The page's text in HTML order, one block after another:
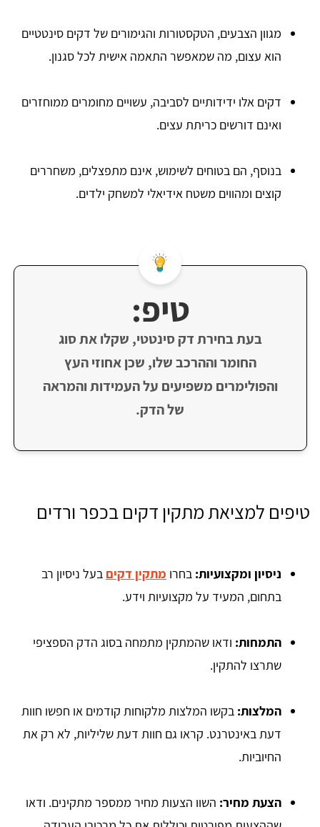
מגוון הצבעים, הטקסטורות והגימורים של דקים סינטטיים
הוא עצום, מה שמאפשר התאמה אישית לכל סגנון.
דקים אלו ידידותיים לסביבה, עשויים מחומרים ממוחזרים
ואינם דורשים כריתת עצים.
בנוסף, הם בטוחים לשימוש, אינם מתפצלים, משחררים
קוצים ומהווים משטח אידיאלי למשחק ילדים.
טיפ:
בעת בחירת דק סינטטי, שקלו את סוג
החומר וההרכב שלו, שכן אחוזי העץ
והפולימרים משפיעים על העמידות והמראה
של הדק.
טיפים למציאת מתקין דקים בכפר ורדים
ניסיון ומקצועיות: בחרו מתקין דקים בעל ניסיון רב
בתחום, המעיד על מקצועיות וידע.
התמחות: ודאו שהמתקין מתמחה בסוג הדק הספציפי
שתרצו להתקין.
המלצות: בקשו המלצות מלקוחות קודמים או חפשו חוות
דעת באינטרנט. קראו גם חוות דעת שליליות, לא רק את
החיוביות.
הצעת מחיר: השוו הצעות מחיר ממספר מתקינים. ודאו